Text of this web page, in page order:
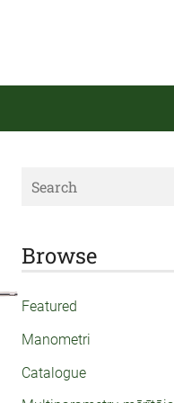
Browse
Featured
Manometri
Catalogue